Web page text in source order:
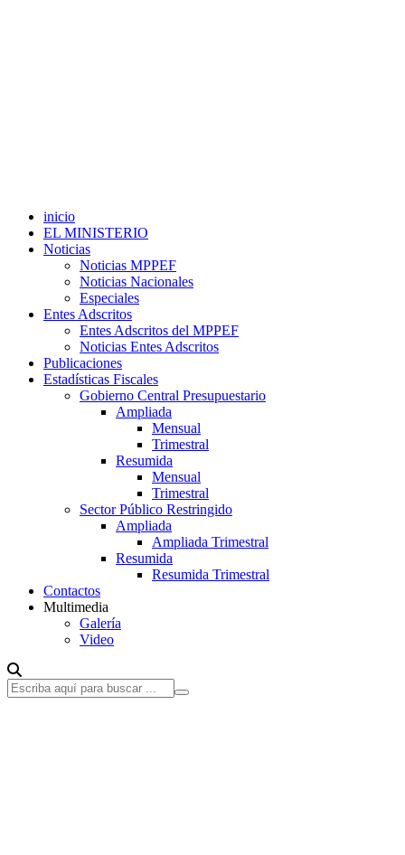
inicio
EL MINISTERIO
Noticias
Noticias MPPEF
Noticias Nacionales
Especiales
Entes Adscritos
Entes Adscritos del MPPEF
Noticias Entes Adscritos
Publicaciones
Estadísticas Fiscales
Gobierno Central Presupuestario
Ampliada
Mensual
Trimestral
Resumida
Mensual
Trimestral
Sector Público Restringido
Ampliada
Ampliada Trimestral
Resumida
Resumida Trimestral
Contactos
Multimedia
Galería
Video